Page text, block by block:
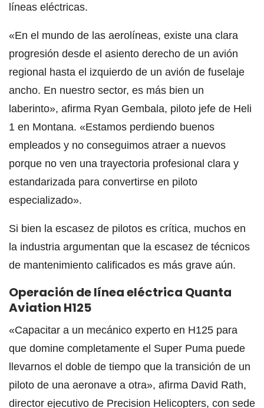
líneas eléctricas.
«En el mundo de las aerolíneas, existe una clara
progresión desde el asiento derecho de un avión
regional hasta el izquierdo de un avión de fuselaje
ancho. En nuestro sector, es más bien un
laberinto», afirma Ryan Gembala, piloto jefe de Heli
1 en Montana. «Estamos perdiendo buenos
empleados y no conseguimos atraer a nuevos
porque no ven una trayectoria profesional clara y
estandarizada para convertirse en piloto
especializado».
Si bien la escasez de pilotos es crítica, muchos en
la industria argumentan que la escasez de técnicos
de mantenimiento calificados es más grave aún.
Operación de línea eléctrica Quanta
Aviation H125
«Capacitar a un mecánico experto en H125 para
que domine completamente el Super Puma puede
llevarnos el doble de tiempo que la transición de un
piloto de una aeronave a otra», afirma David Rath,
director ejecutivo de Precision Helicopters, con sede